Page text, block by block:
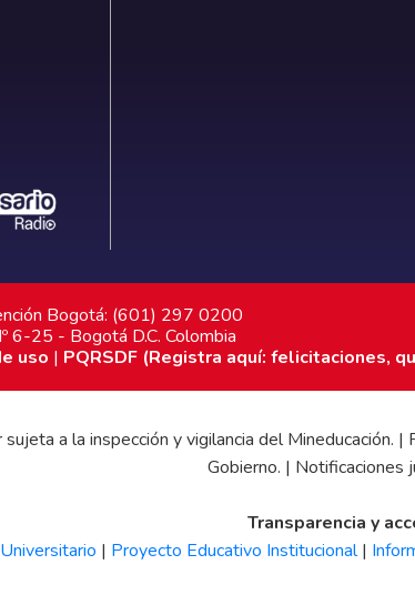
Bogotá: (601) 297 0200
6-25 - Bogotá D.C. Colombia
uso | PQRSDF (Registra aquí: felicitaciones,
a la inspección y vigilancia del
Gobierno. | Notificaciones
Transparencia y
| Proyecto Educativo Institucional|